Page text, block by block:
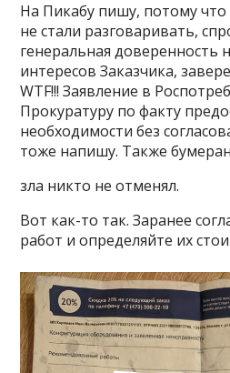
На Пикабу пишу, потому
не стали разговаривать,
генеральная доверенность
интересов Заказчика,
WTF!!! Заявление в
Прокуратуру по факту
необходимости без
тоже напишу. Также
зла никто не отменял.
Вот как-то так. Заранее
работ и определяйте их